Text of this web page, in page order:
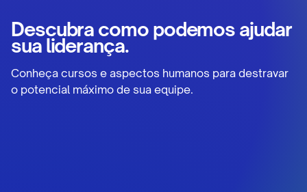
Descubra como podemos ajudar
sua liderança.
Conheça cursos e aspectos humanos para destravar
o potencial máximo de sua equipe.